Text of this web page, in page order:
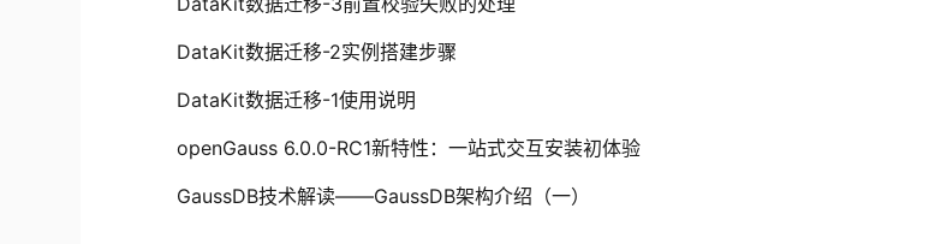
DataKit数据迁移-2实例搭建步骤
DataKit数据迁移-1使用说明
openGauss 6.0.0-RC1新特性：一站式交互安装初体验
GaussDB技术解读——GaussDB架构介绍（一）